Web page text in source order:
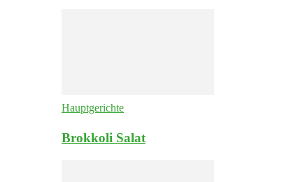
Hauptgerichte
Brokkoli Salat